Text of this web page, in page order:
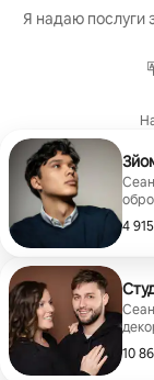
Я надаю послуги
4
4 915
,
10
10
,